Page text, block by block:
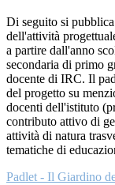
Di seguito si
dell'attività
a partire dall'anno
secondaria di primo
docente di IRC. Il
del progetto su
docenti dell'istituto
contributo attivo di
attività di natura
tematiche di
Padlet - Il Giardino